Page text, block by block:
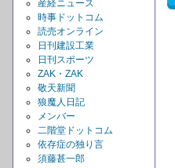
産経ニュース
時事ドットコム
読売オンライン
日刊建設工業
日刊スポーツ
ZAK・ZAK
敬天新聞
狼魔人日記
メンバー
二階堂ドットコム
依存症の独り言
須藤甚一郎